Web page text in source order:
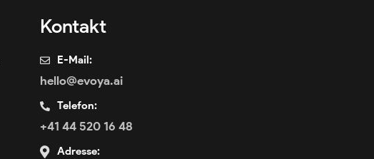
Kontakt
E-Mail:
hello@evoya.ai
Telefon:
+41 44 520 16 48
Adresse: